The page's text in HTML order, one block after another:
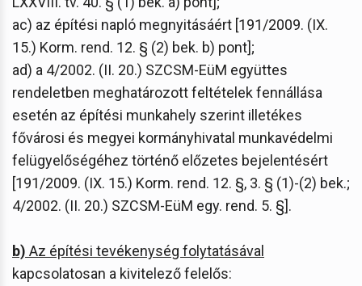
ac) az építési napló megnyitásáért [191/2009. (IX.
15.) Korm. rend. 12. § (2) bek. b) pont];
ad) a 4/2002. (II. 20.) SZCSM-EüM együttes
rendeletben meghatározott feltételek fennállása
esetén az építési munkahely szerint illetékes
fővárosi és megyei kormányhivatal munkavédelmi
felügyelőségéhez történő előzetes bejelentésért
[191/2009. (IX. 15.) Korm. rend. 12. §, 3. § (1)-(2) bek.;
4/2002. (II. 20.) SZCSM-EüM egy. rend. 5. §].
b) Az építési tevékenység folytatásával
kapcsolatosan a kivitelező felelős: